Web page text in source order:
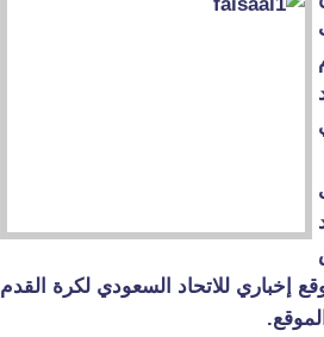
إخباري للاتحاد السعودي لكرة القدم